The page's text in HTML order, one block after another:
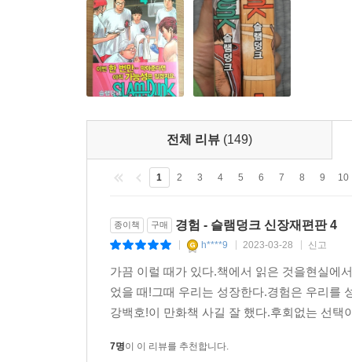
전체 리뷰 (149)
1 2 3 4 5 6 7 8 9 10
종이책 구매 경험 - 슬램덩크 신장재편판 4
h****9 2023-03-28 신고
가끔 이럴 때가 있다.책에서 읽은 것을현실에
었을 때!그때 우리는 성장한다.경험은 우리를
강백호!이 만화책 사길 잘 했다.후회없는 선
7명이 이 리뷰를 추천합니다.